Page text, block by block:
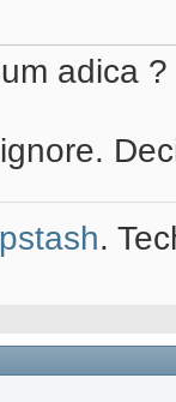
adica ?
.